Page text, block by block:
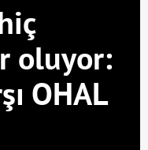
oluyor:
OHAL